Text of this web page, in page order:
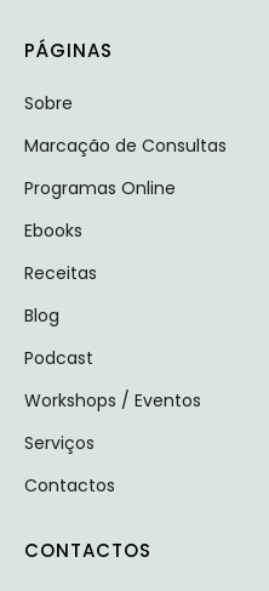
PÁGINAS
Sobre
Marcação de Consultas
Programas Online
Ebooks
Receitas
Blog
Podcast
Workshops / Eventos
Serviços
Contactos
CONTACTOS